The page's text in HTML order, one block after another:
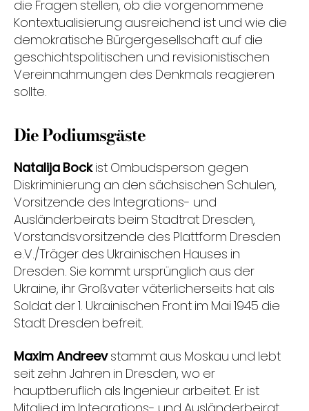
die Fragen stellen, ob die vorgenommene
Kontextualisierung ausreichend ist und wie die
demokratische Bürgergesellschaft auf die
geschichtspolitischen und revisionistischen
Vereinnahmungen des Denkmals reagieren
sollte.
Die Podiumsgäste
Natalija Bockist Ombudsperson gegen
Diskriminierung an den sächsischen Schulen,
Vorsitzende des Integrations- und
Ausländerbeirats beim Stadtrat Dresden,
Vorstandsvorsitzende des Plattform Dresden
e.V./Träger des Ukrainischen Hauses in
Dresden. Sie kommt ursprünglich aus der
Ukraine, ihr Großvater väterlicherseits hat als
Soldat der 1. Ukrainischen Front im Mai 1945 die
Stadt Dresden befreit.
Maxim Andreevstammt aus Moskau und lebt
seit zehn Jahren in Dresden, wo er
hauptberuflich als Ingenieur arbeitet. Er ist